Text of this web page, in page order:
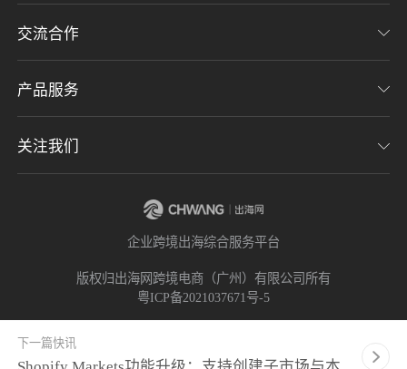
关于我们
加入我们
隐私协议
交流合作
联系我们
意见反馈
产品服务
CHWE全球跨境电商展
关注我们
企业跨境出海综合服务平台
版权归出海网跨境电商（广州）有限公司所有
粤ICP备2021037671号-5
下一篇快讯